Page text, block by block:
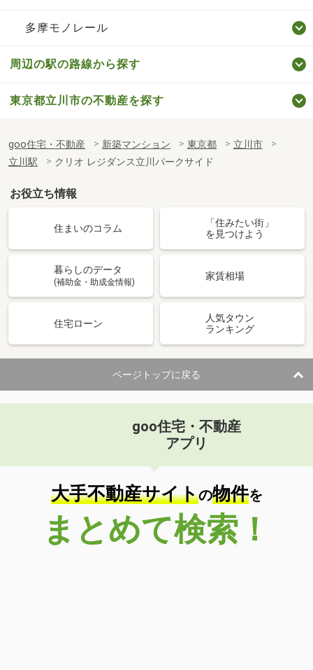
多摩モノレール
周辺の駅の路線から探す
東京都立川市の不動産を探す
goo住宅・不動産 新築マンション 東京都
立川市
立川駅
クリオ レジダンス立川パークサイド
お役立ち情報
住まいのコラム
「住みたい街」
を見つけよう
暮らしのデータ
(補助金・助成金情報)
家賃相場
住宅ローン
人気タウン
ランキング
ページトップに戻る
goo住宅・不動産
アプリ
大手不動産サイトの物件を
まとめて検索！